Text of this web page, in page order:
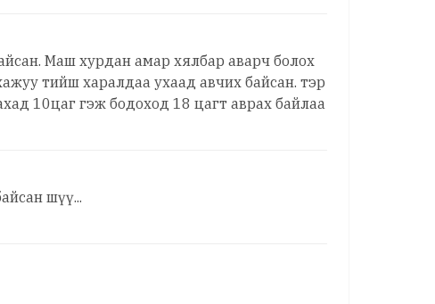
Маш хурдан амар хялбар аварч болох
тийш харалдаа ухаад авчих байсан. тэр
10цаг гэж бодоход 18 цагт аврах байлаа
шүү...